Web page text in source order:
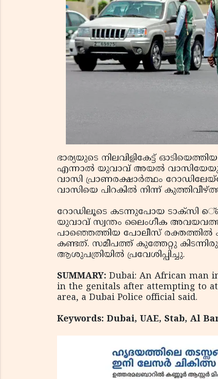
ഭാര്യയുടെ നിലവിളികേട്ട്
എന്നാല്‍ യുവാവ് അയല്‍
വാസി പ്രാണരക്ഷാര്‍ത്ഥം
വാസിയെ പിറകില്‍ നിന്ന്
റോഡിലൂടെ കടന്നുപോയ ടാക്‌സി
യുവാവ് സ്വന്തം ലൈംഗീക
പാഞ്ഞെത്തിയ പോലീസ് രക്തത്തില്‍
കണ്ടത്. സമീപത്ത് കുത്തേറ്റു
ആശുപത്രിയില്‍ പ്രവേശിപ്പിച്ചു.
SUMMARY: Dubai: An African man
in the genitals after attempting to
area, a Dubai Police official said.
Keywords: Dubai, UAE, Stab, Al